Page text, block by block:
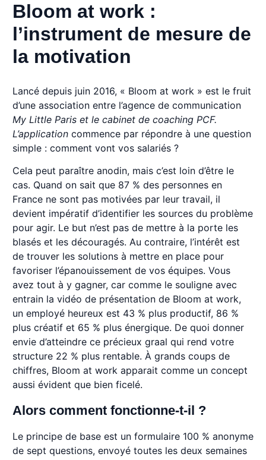
Bloom at work :
l’instrument de mesure de
la motivation
Lancé depuis juin 2016, « Bloom at work » est le fruit
d’une association entre l’agence de communication
My Little Paris et le cabinet de coaching PCF.
L’application commence par répondre à une question
simple : comment vont vos salariés ?
Cela peut paraître anodin, mais c’est loin d’être le
cas. Quand on sait que 87 % des personnes en
France ne sont pas motivées par leur travail, il
devient impératif d’identifier les sources du problème
pour agir. Le but n’est pas de mettre à la porte les
blasés et les découragés. Au contraire, l’intérêt est
de trouver les solutions à mettre en place pour
favoriser l’épanouissement de vos équipes. Vous
avez tout à y gagner, car comme le souligne avec
entrain la vidéo de présentation de Bloom at work,
un employé heureux est 43 % plus productif, 86 %
plus créatif et 65 % plus énergique. De quoi donner
envie d’atteindre ce précieux graal qui rend votre
structure 22 % plus rentable. À grands coups de
chiffres, Bloom at work apparait comme un concept
aussi évident que bien ficelé.
Alors comment fonctionne-t-il ?
Le principe de base est un formulaire 100 % anonyme
de sept questions, envoyé toutes les deux semaines